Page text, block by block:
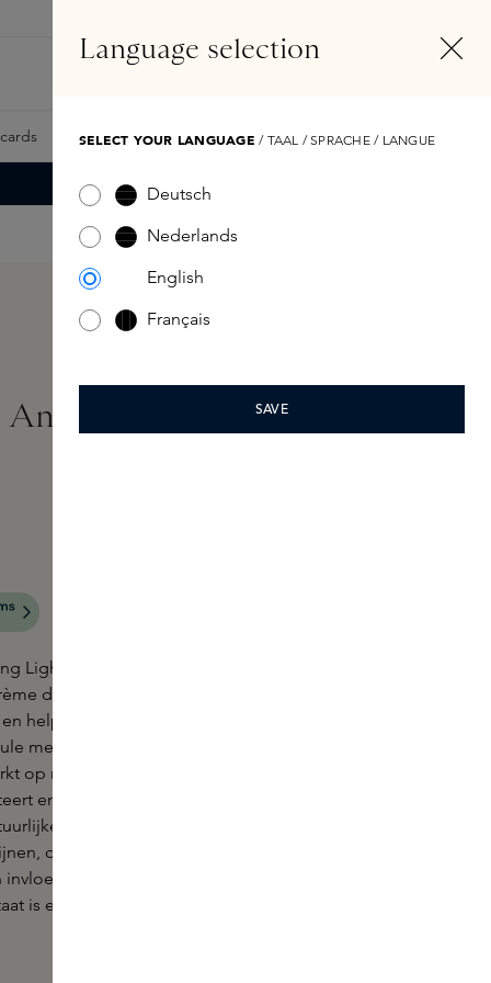
Samples Skins Exclusives Skins Boxen
Ageing Light Cream
Light Cream van Susanne Kaufmann is een
die de huid ondersteunt in haar natuurlijke
helpt stevigheid, textuur en veerkracht te
met alpenedelweiss en een biomimetisch
op meerdere huidlagen, helpt fijne lijntjes te
en revitaliseert de huid intensief. Met 99%
oorsprong helpt deze crème de
collageen te beschermen en de huid te
van buitenaf, zoals uv-straling en
is een gladdere, stevigere en zichtbaar frissere
Language selection
SELECT YOUR LANGUAGE / TAAL / SPRACHE / LANGUE
Deutsch
Nederlands
English
Français
SAVE